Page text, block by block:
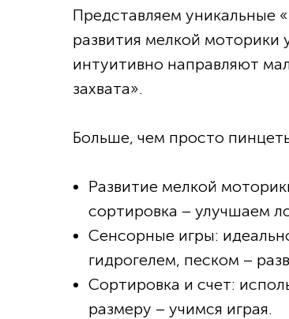
Представляем уникальные
развития мелкой моторики
интуитивно направляют
захвата».
Больше, чем просто
Развитие мелкой
сортировка – улучшаем
Сенсорные игры:
гидрогелем, песком –
Сортировка и счет:
размеру – учимся играя.